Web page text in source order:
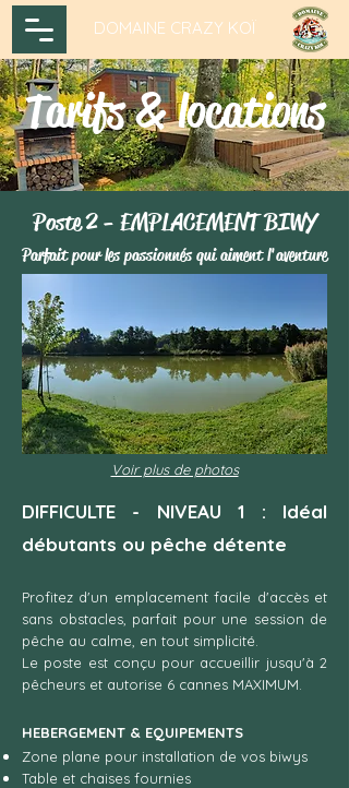
DOMAINE CRAZY KOÏ
Tarifs & locations
Poste 2 - EMPLACEMENT BIWY
Parfait pour les passionnés qui aiment l'aventure
Voir plus de photos
DIFFICULTE - NIVEAU 1 : Idéal
débutants ou pêche détente
Profitez d'un emplacement facile d'accès et
sans obstacles, parfait pour une session de
pêche au calme, en tout simplicité.
Le poste est conçu pour accueillir jusqu'à 2
pêcheurs et autorise 6 cannes MAXIMUM.
HEBERGEMENT & EQUIPEMENTS
Zone plane pour installation de vos biwys
Table et chaises fournies